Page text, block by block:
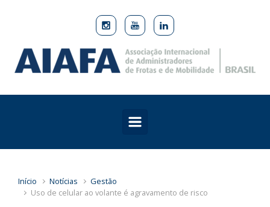
Skip to main content
Início Notícias
Gestão
Uso de celular ao volante é agravamento de risco